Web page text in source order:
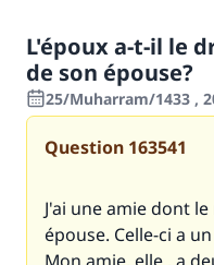
L'époux a-t-il le
de son épouse?
25/Muharram/1433 ,
Question 163541
J'ai une amie dont
épouse. Celle-ci a